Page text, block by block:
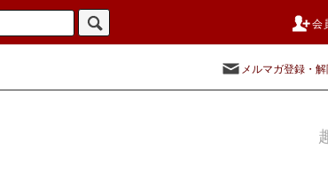
会
メルマガ登録・